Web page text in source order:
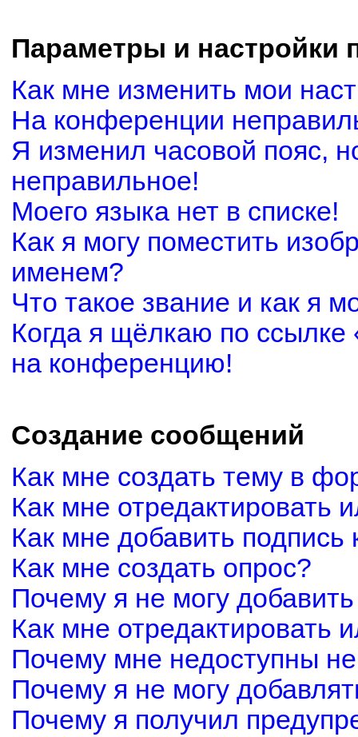
Параметры и настройки
Как мне изменить мои
На конференции
Я изменил часовой пояс,
неправильное!
Моего языка нет в списке!
Как я могу поместить
именем?
Что такое звание и как я
Когда я щёлкаю по ссылке
на конференцию!
Создание сообщений
Как мне создать тему в
Как мне отредактировать
Как мне добавить
Как мне создать опрос?
Почему я не могу
Как мне отредактировать
Почему мне недоступны
Почему я не могу
Почему я получил